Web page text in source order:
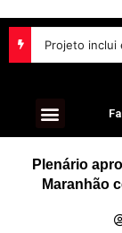
Plenário
Maranhão